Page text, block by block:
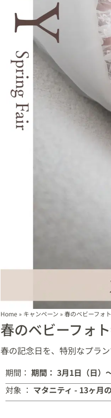
Home » キャンペーン »春のベビーフォ
春のベビーフォ
春の記念日を、特別なプラ
期間： 期間： 3月1日（日）
対象 ： マタニティ - 13ヶ月